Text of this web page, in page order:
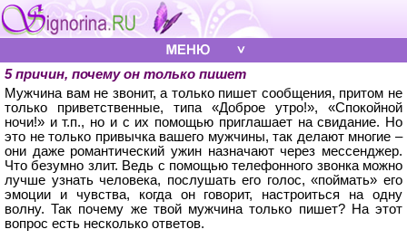
5 причин, почему он только пишет
Мужчина вам не звонит, а только пишет сообщения, притом не
только приветственные, типа «Доброе утро!», «Спокойной
ночи!» и т.п., но и с их помощью приглашает на свидание. Но
это не только привычка вашего мужчины, так делают многие –
они даже романтический ужин назначают через мессенджер.
Что безумно злит. Ведь с помощью телефонного звонка можно
лучше узнать человека, послушать его голос, «поймать» его
эмоции и чувства, когда он говорит, настроиться на одну
волну. Так почему же твой мужчина только пишет? На этот
вопрос есть несколько ответов.